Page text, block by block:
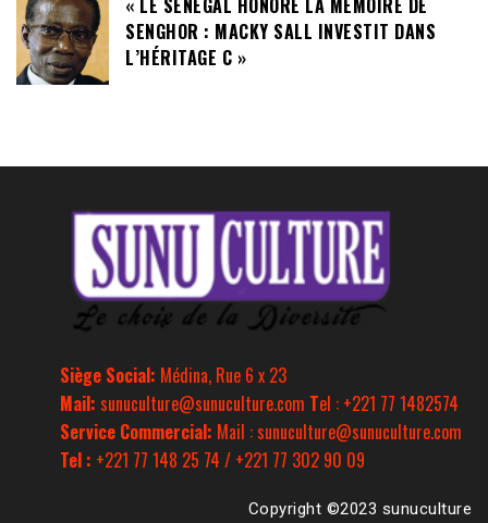
« LE SÉNÉGAL HONORE LA MÉMOIRE DE
SENGHOR : MACKY SALL INVESTIT DANS
L’HÉRITAGE C »
Siège Social: Médina, Rue 6 x 23
Mail: sunuculture@sunuculture.com Tel : +221 77 1482574
Service Commercial: Mail : sunuculture@sunuculture.com
Tel : +221 77 148 25 74 / +221 77 302 90 09
Copyright ©2023 sunuculture